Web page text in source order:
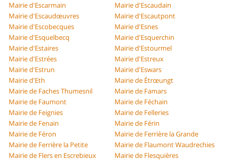
Mairie d'Escarmain
Mairie d'Escaudain
Mairie d'Escaudœuvres
Mairie d'Escautpont
Mairie d'Escobecques
Mairie d'Esnes
Mairie d'Esquelbecq
Mairie d'Esquerchin
Mairie d'Estaires
Mairie d'Estourmel
Mairie d'Estrées
Mairie d'Estreux
Mairie d'Estrun
Mairie d'Eswars
Mairie d'Eth
Mairie de Étrœungt
Mairie de Faches Thumesnil
Mairie de Famars
Mairie de Faumont
Mairie de Féchain
Mairie de Feignies
Mairie de Felleries
Mairie de Fenain
Mairie de Férin
Mairie de Féron
Mairie de Ferrière la Grande
Mairie de Ferrière la Petite
Mairie de Flaumont Waudrechies
Mairie de Flers en Escrebieux
Mairie de Flesquières